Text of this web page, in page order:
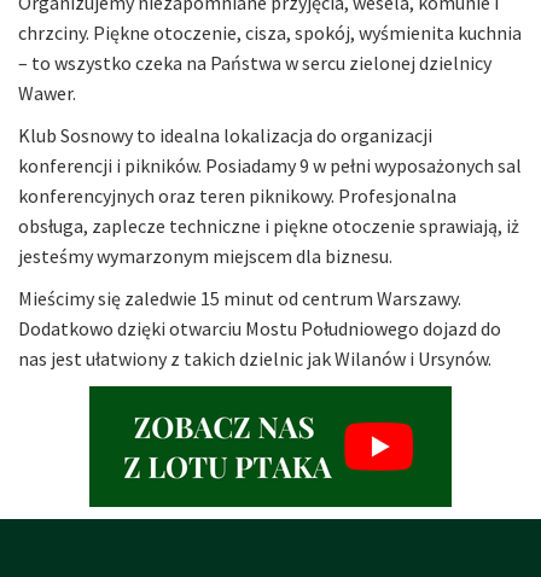
chrzciny. Piękne otoczenie, cisza, spokój, wyśmienita kuchnia
– to wszystko czeka na Państwa w sercu zielonej dzielnicy
Wawer.
Klub Sosnowy to idealna lokalizacja do organizacji
konferencji i pikników. Posiadamy 9 w pełni wyposażonych sal
konferencyjnych oraz teren piknikowy. Profesjonalna
obsługa, zaplecze techniczne i piękne otoczenie sprawiają, iż
jesteśmy wymarzonym miejscem dla biznesu.
Mieścimy się zaledwie 15 minut od centrum Warszawy.
Dodatkowo dzięki otwarciu Mostu Południowego dojazd do
nas jest ułatwiony z takich dzielnic jak Wilanów i Ursynów.